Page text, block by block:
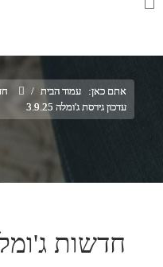
אתם כאן: עמוד הבית /
עדכון גירסת ג'ומלה 3.9.25
חדשות